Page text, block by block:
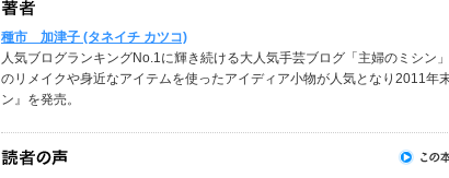
種市 加津子 (タネイチ カツコ)
人気ブログランキングNo.1に輝き続ける大人気手芸ブログ「主婦のミシン
のリメイクや身近なアイテムを使ったアイディア小物が人気となり2011年
ン』を発売。